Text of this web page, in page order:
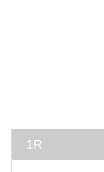
1R